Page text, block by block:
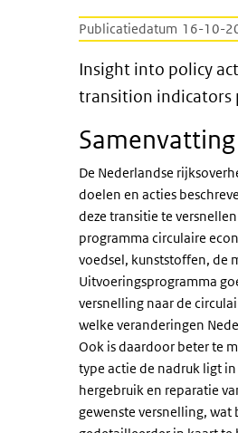
Publicatiedatum 16-10-
Insight into
Insight into policy
transition indicators
Samenvatting
De Nederlandse
doelen en acties
deze transitie te
programma circulaire
voedsel, kunststoffen, de
Uitvoeringsprogramma
versnelling naar de
welke veranderingen
Ook is daardoor beter te
type actie de nadruk ligt
hergebruik en reparatie
gewenste versnelling,